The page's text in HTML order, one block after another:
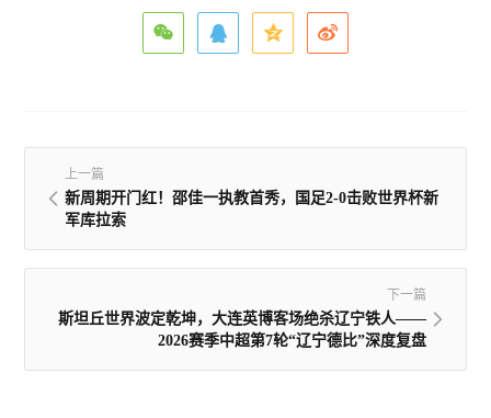
上一篇
新周期开门红！邵佳一执教首秀，国足2-0击败世界杯新
军库拉索
下一篇
斯坦丘世界波定乾坤，大连英博客场绝杀辽宁铁人——
2026赛季中超第7轮“辽宁德比”深度复盘